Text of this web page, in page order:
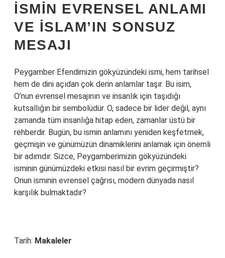
İSMIN EVRENSEL ANLAMI
VE İSLAM’IN SONSUZ
MESAJI
Peygamber Efendimizin gökyüzündeki ismi, hem tarihsel
hem de dini açıdan çok derin anlamlar taşır. Bu isim,
O’nun evrensel mesajının ve insanlık için taşıdığı
kutsallığın bir sembolüdür. O, sadece bir lider değil, aynı
zamanda tüm insanlığa hitap eden, zamanlar üstü bir
rehberdir. Bugün, bu ismin anlamını yeniden keşfetmek,
geçmişin ve günümüzün dinamiklerini anlamak için önemli
bir adımdır. Sizce, Peygamberimizin gökyüzündeki
isminin günümüzdeki etkisi nasıl bir evrim geçirmiştir?
Onun isminin evrensel çağrısı, modern dünyada nasıl
karşılık bulmaktadır?
Tarih: Makaleler